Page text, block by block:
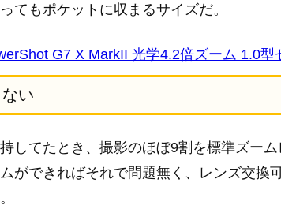
てもポケットに収まるサイズだ。
G7 X MarkII 光学4.2倍ズーム 1.0型
い
してたとき、撮影のほぼ9割を標準ズー
ができればそれで問題無く、レンズ交換